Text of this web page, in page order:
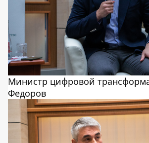
Министр цифровой
Федоров